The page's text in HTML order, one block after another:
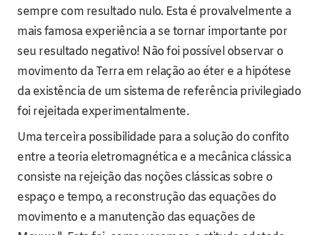
sempre com resultado nulo. Esta é provalvelmente a
mais famosa experiência a se tornar importante por
seu resultado negativo! Não foi possível observar o
movimento da Terra em relação ao éter e a hipótese
da existência de um sistema de referência privilegiado
foi rejeitada experimentalmente.
Uma terceira possibilidade para a solução do confito
entre a teoria eletromagnética e a mecânica clássica
consiste na rejeição das noções clássicas sobre o
espaço e tempo, a reconstrução das equações do
movimento e a manutenção das equações de